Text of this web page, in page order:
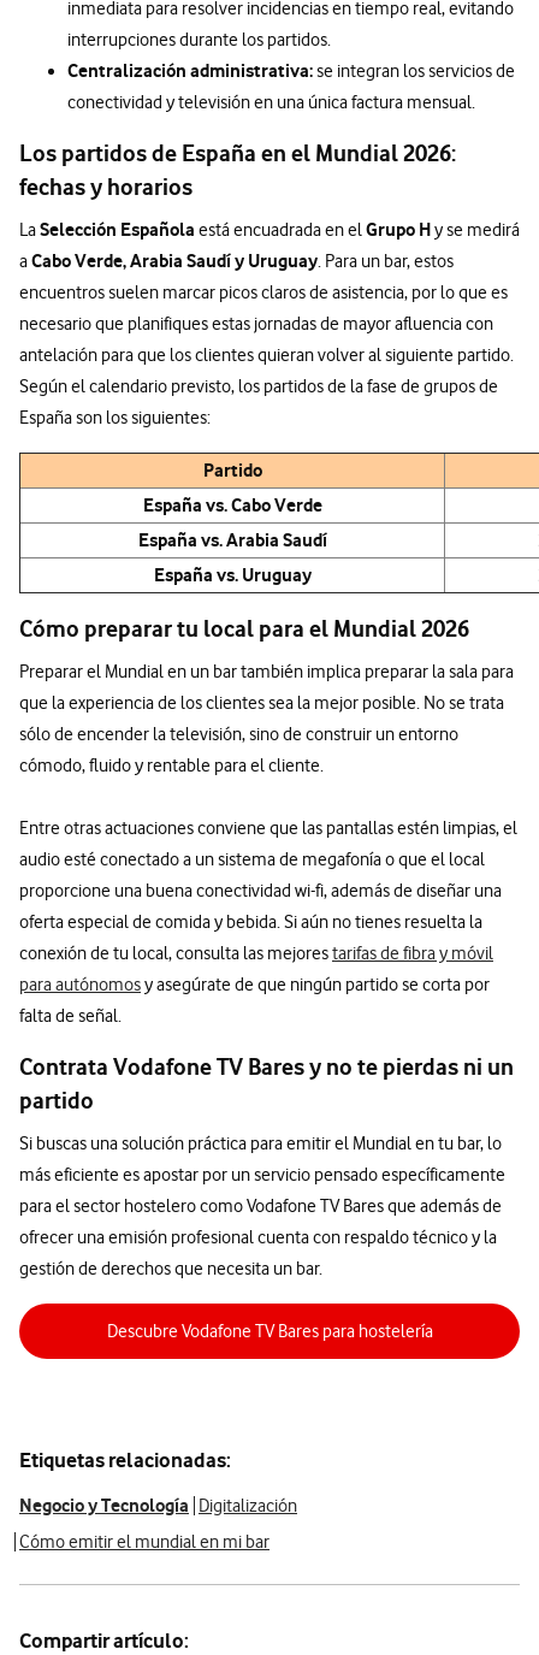
inmediata para resolver incidencias en tiempo real, evitando
interrupciones durante los partidos.
Centralización administrativa:se integran los servicios de
conectividad y televisión en una única factura mensual.
Los partidos de España en el Mundial 2026:
fechas y horarios
LaSelección Española está encuadrada en elGrupo Hy se medirá
aCabo Verde, Arabia Saudí y Uruguay. Para un bar, estos
encuentros suelen marcar picos claros de asistencia, por lo que es
necesario que planifiques estas jornadas de mayor afluencia con
antelación para que los clientes quieran volver al siguiente partido.
Según el calendario previsto, los partidos de la fase de grupos de
España son los siguientes:
Partido
España vs. Cabo Verde
España vs. Arabia Saudí
España vs. Uruguay
Cómo preparar tu local para el Mundial 2026
Preparar el Mundial en un bar también implica preparar la sala para
que la experiencia de los clientes sea la mejor posible. No se trata
sólo de encender la televisión, sino de construir un entorno
cómodo, fluido y rentable para el cliente.
Entre otras actuaciones conviene que las pantallas estén limpias, el
audio esté conectado a un sistema de megafonía o que el local
proporcione una buena conectividad wi-fi, además de diseñar una
oferta especial de comida y bebida. Si aún no tienes resuelta la
conexión de tu local, consulta las mejorestarifas de fibra y móvil
para autónomosy asegúrate de que ningún partido se corta por
falta de señal.
Contrata Vodafone TV Bares y no te pierdas ni un
partido
Si buscas una solución práctica para emitir el Mundial en tu bar, lo
más eficiente es apostar por un servicio pensado específicamente
para el sector hostelero como Vodafone TV Bares que además de
ofrecer una emisión profesional cuenta con respaldo técnico y la
gestión de derechos que necesita un bar.
Descubre Vodafone TV Bares para hostelería
Etiquetas relacionadas:
Negocio y Tecnología
Digitalización
Cómo emitir el mundial en mi bar
Compartir artículo: